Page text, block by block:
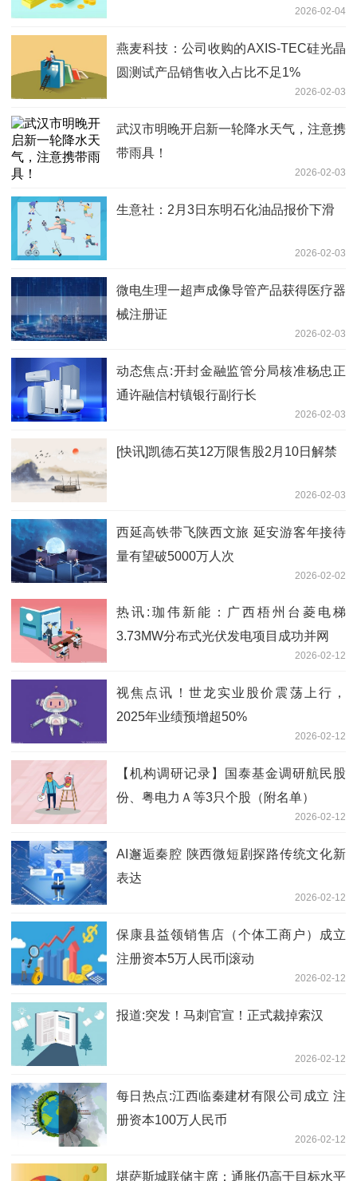
2026-02-04
燕麦科技：公司收购的AXIS-TEC硅光晶
圆测试产品销售收入占比不足1%
2026-02-03
武汉市明晚开启新一轮降水天气，注意携
带雨具！
2026-02-03
生意社：2月3日东明石化油品报价下滑
2026-02-03
微电生理一超声成像导管产品获得医疗器
械注册证
2026-02-03
动态焦点:开封金融监管分局核准杨忠正
通许融信村镇银行副行长
2026-02-03
[快讯]凯德石英12万限售股2月10日解禁
2026-02-03
西延高铁带飞陕西文旅 延安游客年接待
量有望破5000万人次
2026-02-02
热讯:珈伟新能：广西梧州台菱电梯
3.73MW分布式光伏发电项目成功并网
2026-02-12
视焦点讯！世龙实业股价震荡上行，
2025年业绩预增超50%
2026-02-12
【机构调研记录】国泰基金调研航民股
份、粤电力Ａ等3只个股（附名单）
2026-02-12
AI邂逅秦腔 陕西微短剧探路传统文化新
表达
2026-02-12
保康县益领销售店（个体工商户）成立
注册资本5万人民币|滚动
2026-02-12
报道:突发！马刺官宣！正式裁掉索汉
2026-02-12
每日热点:江西临秦建材有限公司成立 注
册资本100万人民币
2026-02-12
堪萨斯城联储主席：通胀仍高于目标水平